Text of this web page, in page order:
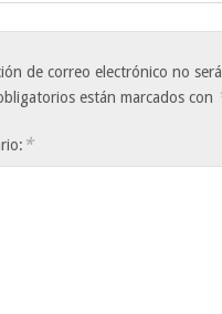
de correo electrónico no
están marcados con
*